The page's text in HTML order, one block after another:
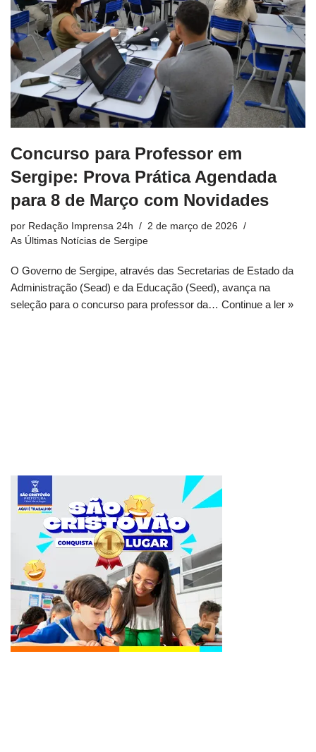
Concurso para Professor em
Sergipe: Prova Prática Agendada
para 8 de Março com Novidades
por Redação Imprensa 24h
2 de março de 2026
As Últimas Notícias de Sergipe
O Governo de Sergipe, através das Secretarias de Estado da
Administração (Sead) e da Educação (Seed), avança na
seleção para o concurso para professor da… Continue a ler »